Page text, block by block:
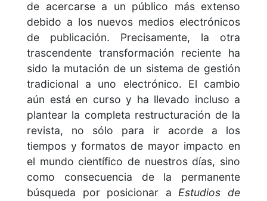
de acercarse a un público más extenso
debido a los nuevos medios electrónicos
de publicación. Precisamente, la otra
trascendente transformación reciente ha
sido la mutación de un sistema de gestión
tradicional a uno electrónico. El cambio
aún está en curso y ha llevado incluso a
plantear la completa restructuración de la
revista, no sólo para ir acorde a los
tiempos y formatos de mayor impacto en
el mundo científico de nuestros días, sino
como consecuencia de la permanente
búsqueda por posicionar aEstudios de